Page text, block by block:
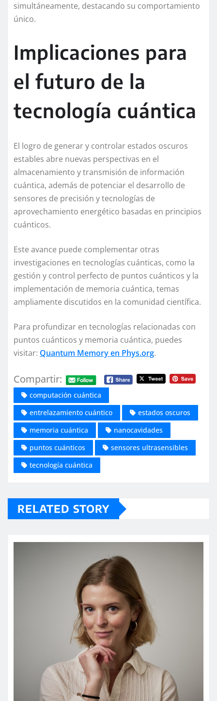
simultáneamente, destacando su comportamiento
único.
Implicaciones para
el futuro de la
tecnología cuántica
El logro de generar y controlar estados oscuros
estables abre nuevas perspectivas en el
almacenamiento y transmisión de información
cuántica, además de potenciar el desarrollo de
sensores de precisión y tecnologías de
aprovechamiento energético basadas en principios
cuánticos.
Este avance puede complementar otras
investigaciones en tecnologías cuánticas, como la
gestión y control perfecto de puntos cuánticos y la
implementación de memoria cuántica, temas
ampliamente discutidos en la comunidad científica.
Para profundizar en tecnologías relacionadas con
puntos cuánticos y memoria cuántica, puedes
visitar: Quantum Memory en Phys.org.
Compartir:
computación cuántica
entrelazamiento cuántico
estados oscuros
memoria cuántica
nanocavidades
puntos cuánticos
sensores ultrasensibles
tecnología cuántica
RELATED STORY